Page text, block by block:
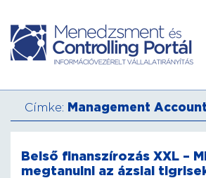
Címke: Management
Belső finanszírozás XXL –
megtanulni az ázsiai